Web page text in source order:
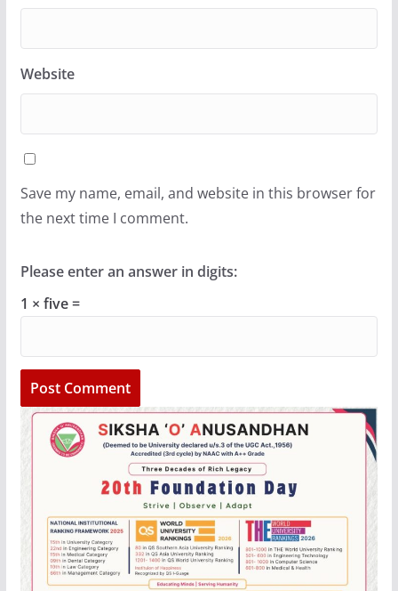
Website
Save my name, email, and website in this browser for
the next time I comment.
Please enter an answer in digits:
1 × five =